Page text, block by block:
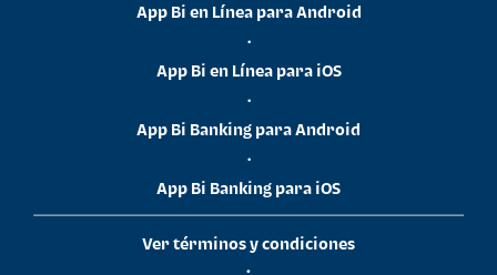
App Bi en Línea para Android
•
App Bi en Línea para iOS
•
App Bi Banking para Android
•
App Bi Banking para iOS
Ver términos y condiciones
•